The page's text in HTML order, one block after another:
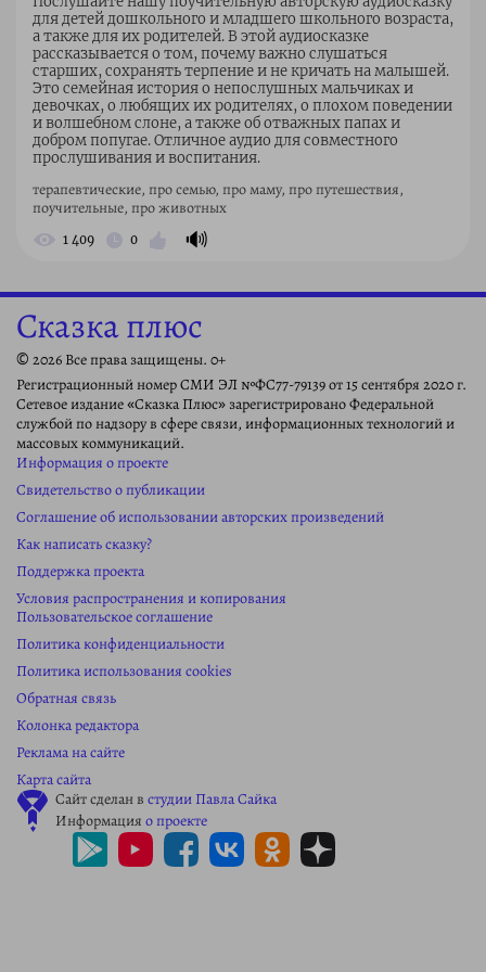
для детей дошкольного и младшего школьного возраста,
а также для их родителей. В этой аудиосказке
рассказывается о том, почему важно слушаться
старших, сохранять терпение и не кричать на малышей.
Это семейная история о непослушных мальчиках и
девочках, о любящих их родителях, о плохом поведении
и волшебном слоне, а также об отважных папах и
добром попугае. Отличное аудио для совместного
прослушивания и воспитания.
терапевтические, про семью, про маму, про путешествия,
поучительные, про животных
1 409 0 🔊
Сказка плюс
© 2026 Все права защищены. 0+
Регистрационный номер СМИ ЭЛ №ФС77-79139 от 15 сентября 2020 г.
Сетевое издание «Сказка Плюс» зарегистрировано Федеральной
службой по надзору в сфере связи, информационных технологий и
массовых коммуникаций.
Информация о проекте
Свидетельство о публикации
Соглашение об использовании авторских произведений
Как написать сказку?
Поддержка проекта
Условия распространения и копирования
Пользовательское соглашение
Политика конфиденциальности
Политика использования cookies
Обратная связь
Колонка редактора
Реклама на сайте
Карта сайта
Сайт сделан в студии Павла Сайка
Информация о проекте